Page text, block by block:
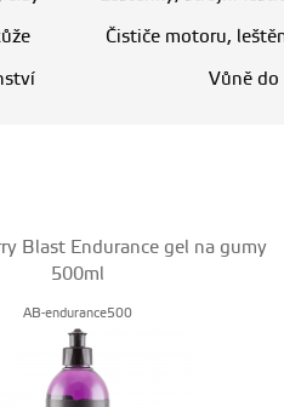
Čističe motoru,
Vůně do
Blast Endurance gel na gumy
500ml
AB-endurance500